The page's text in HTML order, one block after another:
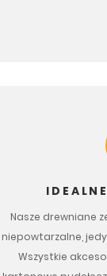
Nasze drewniane
niepowtarzalne,
Wszystkie